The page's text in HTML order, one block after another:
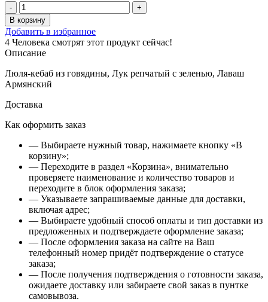
Количество
товара
Люля-
кебаб
из
говядины
230гр
в
виде
В корзину
Добавить в избранное
4 Человека смотрят этот продукт сейчас!
Описание
Люля-кебаб из говядины, Лук репчатый с зеленью, Лаваш
Армянский
Доставка
Как оформить заказ
— Выбираете нужный товар, нажимаете кнопку «В
корзину»;
— Переходите в раздел «Корзина», внимательно
проверяете наименование и количество товаров и
переходите в блок оформления заказа;
— Указываете запрашиваемые данные для доставки,
включая адрес;
— Выбираете удобный способ оплаты и тип доставки из
предложенных и подтверждаете оформление заказа;
— После оформления заказа на сайте на Ваш
телефонный номер придёт подтверждение о статусе
заказа;
— После получения подтверждения о готовности заказа,
ожидаете доставку или забираете свой заказ в пунтке
самовывоза.